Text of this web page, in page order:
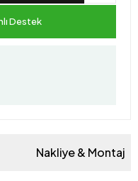
Destek
Nakliye & Montaj